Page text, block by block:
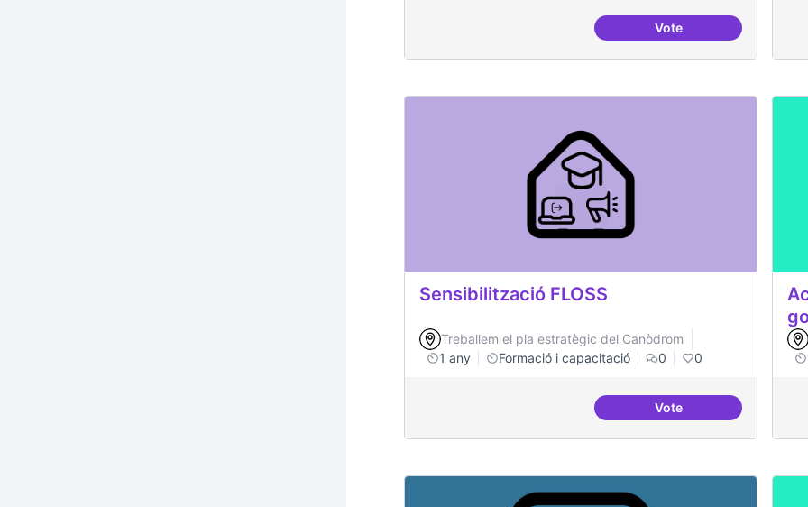
VoteModel exportable -
Sensibilització FLOSS
Treballem el pla estratègic del Canòdrom
1 any
Formació i capacitació 0 0
VoteSensibilització FLOSS